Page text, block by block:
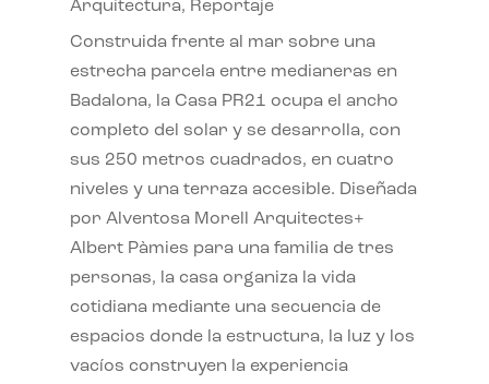
Arquitectura, Reportaje
Construida frente al mar sobre una
estrecha parcela entre medianeras en
Badalona, la Casa PR21 ocupa el ancho
completo del solar y se desarrolla, con
sus 250 metros cuadrados, en cuatro
niveles y una terraza accesible. Diseñada
por Alventosa Morell Arquitectes+
Albert Pàmies para una familia de tres
personas, la casa organiza la vida
cotidiana mediante una secuencia de
espacios donde la estructura, la luz y los
vacíos construyen la experiencia